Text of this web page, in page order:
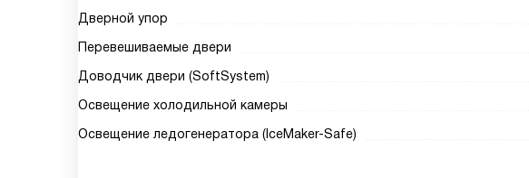
Дверной упор
Перевешиваемые двери
Доводчик двери (SoftSystem)
Освещение холодильной камеры
Освещение ледогенератора (IceMaker-Safe)